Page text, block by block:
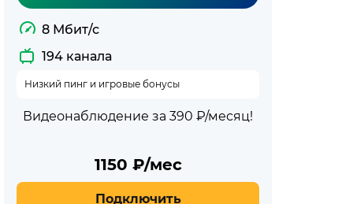
8 Мбит/с
194 канала
Низкий пинг и игровые бонусы
Видеонаблюдение за 390 ₽/месяц!
1150 ₽/мес
Подключить